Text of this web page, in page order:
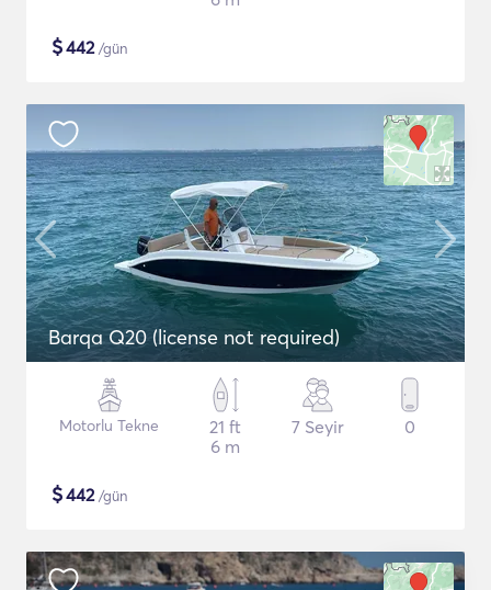
$442/gün
Barqa Q20 (license not required)
Motorlu Tekne
21 ft
6 m
7 Seyir 0
$442/gün